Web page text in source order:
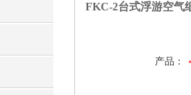
FKC-2台式浮游空气
产品：